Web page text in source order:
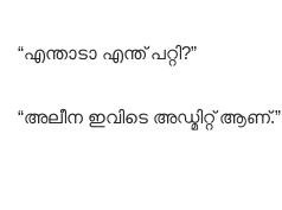
“എന്താടാ എന്ത് പറ്റി?”
“അലീന ഇവിടെ അഡ്മിറ്റ്‌ ആണ്.”